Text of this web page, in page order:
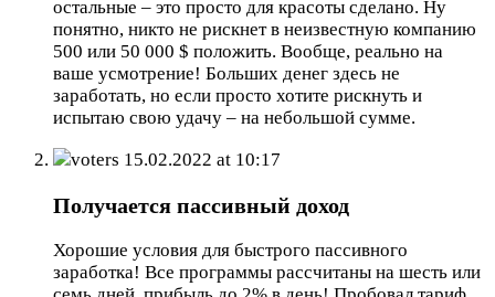
остальные – это просто для красоты сделано. Ну
понятно, никто не рискнет в неизвестную компанию
500 или 50 000 $ положить. Вообще, реально на
ваше усмотрение! Больших денег здесь не
заработать, но если просто хотите рискнуть и
испытаю свою удачу – на небольшой сумме.
voters 15.02.2022 at 10:17
Получается пассивный доход
Хорошие условия для быстрого пассивного
заработка! Все программы рассчитаны на шесть или